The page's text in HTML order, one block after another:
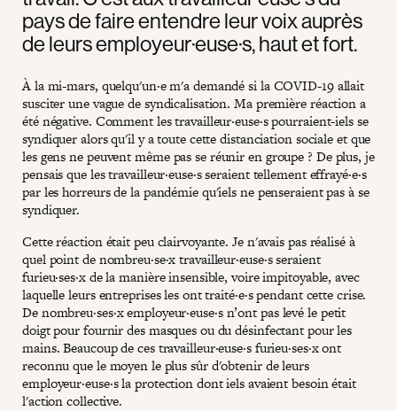
pays de faire entendre leur voix auprès
de leurs employeur·euse·s, haut et fort.
À la mi-mars, quelqu'un·e m'a demandé si la COVID-19 allait
susciter une vague de syndicalisation. Ma première réaction a
été négative. Comment les travailleur·euse·s pourraient-iels se
syndiquer alors qu'il y a toute cette distanciation sociale et que
les gens ne peuvent même pas se réunir en groupe ? De plus, je
pensais que les travailleur·euse·s seraient tellement effrayé·e·s
par les horreurs de la pandémie qu'iels ne penseraient pas à se
syndiquer.
Cette réaction était peu clairvoyante. Je n'avais pas réalisé à
quel point de nombreu·se·x travailleur·euse·s seraient
furieu·ses·x de la manière insensible, voire impitoyable, avec
laquelle leurs entreprises les ont traité·e·s pendant cette crise.
De nombreu·ses·x employeur·euse·s n’ont pas levé le petit
doigt pour fournir des masques ou du désinfectant pour les
mains. Beaucoup de ces travailleur·euse·s furieu·ses·x ont
reconnu que le moyen le plus sûr d'obtenir de leurs
employeur·euse·s la protection dont iels avaient besoin était
l'action collective.